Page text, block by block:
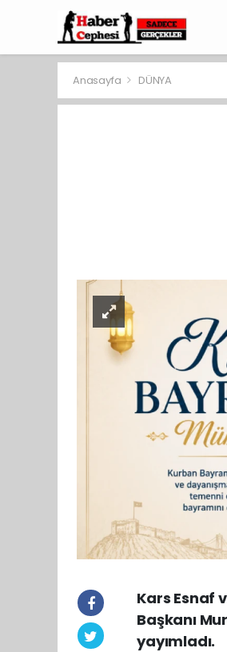
Anasayfa DÜNYA
Kars Esnaf
Başkanı
yayımladı.